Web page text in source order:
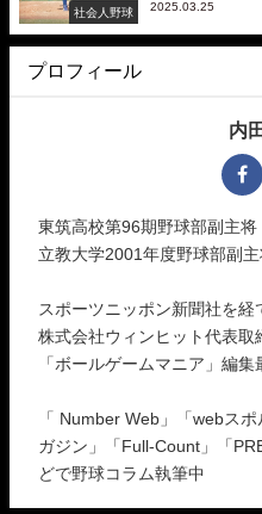
社会人野球 2025.03.25
プロフィール
内
東筑高校第96期野球部副主将
立教大学2001年度野球部副
スポーツニッポン新聞社を経
株式会社ウィンヒット代表取
「ボールゲームマニア」編集
「 Number Web」「webス
ガジン」「Full-Count」「
どで野球コラム執筆中